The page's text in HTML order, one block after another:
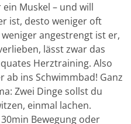
Muskel – und will
ist, desto weniger oft
angestrengt ist er,
lässt zwar das
Herztraining. Also
ab ins Schwimmbad! Ganz
Zwei Dinge sollst du
einmal lachen.
Bewegung oder